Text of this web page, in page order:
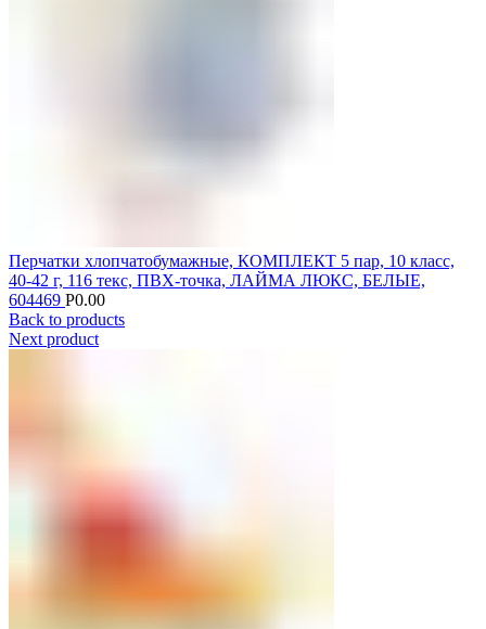
Перчатки хлопчатобумажные, КОМПЛЕКТ 5 пар, 10 класс,
40-42 г, 116 текс, ПВХ-точка, ЛАЙМА ЛЮКС, БЕЛЫЕ,
604469 Р0.00
Back to products
Next product